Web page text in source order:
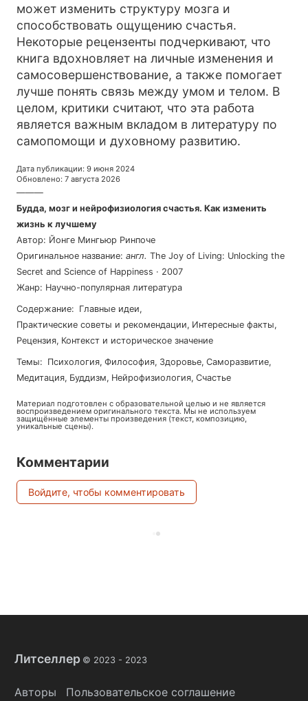
может изменить структуру мозга и
способствовать ощущению счастья.
Некоторые рецензенты подчеркивают, что
книга вдохновляет на личные изменения и
самосовершенствование, а также помогает
лучше понять связь между умом и телом. В
целом, критики считают, что эта работа
является важным вкладом в литературу по
самопомощи и духовному развитию.
Дата публикации: 9 июня 2024
Обновлено: 7 августа 2026
———
Будда, мозг и нейрофизиология счастья. Как изменить
жизнь к лучшему
Автор: Йонге Мингьюр Ринпоче
Оригинальное название: англ. The Joy of Living: Unlocking the
Secret and Science of Happiness · 2007
Жанр: Научно-популярная литература
Содержание: Главные идеи,
Практические советы и рекомендации, Интересные факты,
Рецензия, Контекст и историческое значение
Темы: психология, философия, здоровье, саморазвитие,
медитация, буддизм, нейрофизиология, счастье
Материал подготовлен с образовательной целью и не является
воспроизведением оригинального текста. Мы не используем
защищённые элементы произведения (текст, композицию,
уникальные сцены).
Комментарии
Войдите, чтобы комментировать
Литселлер © 2023 - 2023
Авторы Пользовательское соглашение